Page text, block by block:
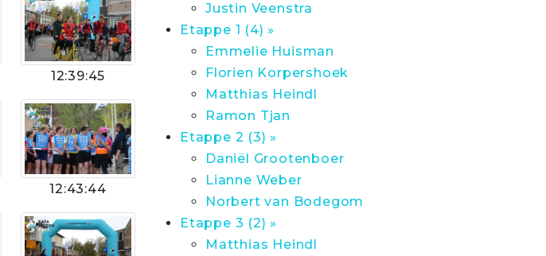
12:39:45
12:43:44
Justin Veenstra
Etappe 1 (4) »
Emmelie Huisman
Florien Korpershoek
Matthias Heindl
Ramon Tjan
Etappe 2 (3) »
Daniël Grootenboer
Lianne Weber
Norbert van Bodegom
Etappe 3 (2) »
Matthias Heindl